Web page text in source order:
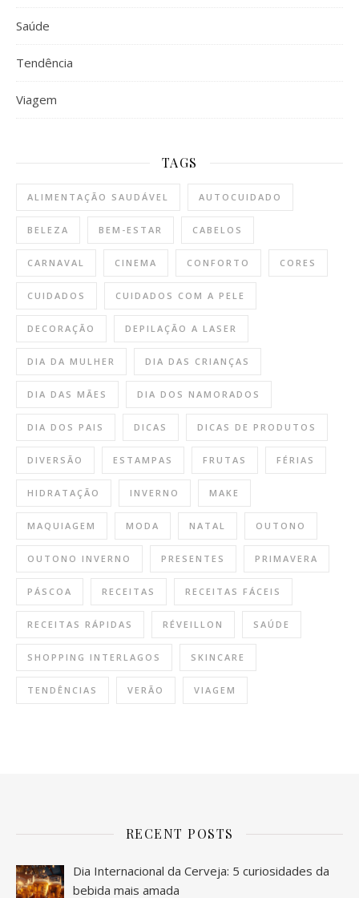
Saúde
Tendência
Viagem
TAGS
ALIMENTAÇÃO SAUDÁVEL AUTOCUIDADO
BELEZA BEM-ESTAR CABELOS
CARNAVAL CINEMA CONFORTO CORES
CUIDADOS CUIDADOS COM A PELE
DECORAÇÃO DEPILAÇÃO A LASER
DIA DA MULHER DIA DAS CRIANÇAS
DIA DAS MÃES DIA DOS NAMORADOS
DIA DOS PAIS DICAS DICAS DE PRODUTOS
DIVERSÃO ESTAMPAS FRUTAS FÉRIAS
HIDRATAÇÃO INVERNO MAKE
MAQUIAGEM MODA NATAL OUTONO
OUTONO INVERNO PRESENTES PRIMAVERA
PÁSCOA RECEITAS RECEITAS FÁCEIS
RECEITAS RÁPIDAS RÉVEILLON SAÚDE
SHOPPING INTERLAGOS SKINCARE
TENDÊNCIAS VERÃO VIAGEM
RECENT POSTS
Dia Internacional da Cerveja: 5 curiosidades da
bebida mais amada